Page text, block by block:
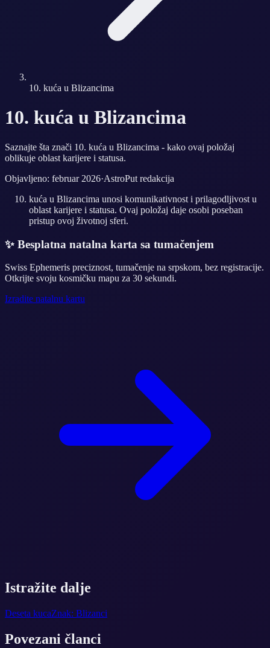
10. kuća u Blizancima
10. kuća u Blizancima
Saznajte šta znači 10. kuća u Blizancima - kako ovaj položaj
oblikuje oblast karijere i statusa.
Objavljeno: februar 2026·AstroPut redakcija
kuća u Blizancima unosi komunikativnost i prilagodljivost u
oblast karijere i statusa. Ovaj položaj daje osobi poseban
pristup ovoj životnoj sferi.
✨ Besplatna natalna karta sa tumačenjem
Swiss Ephemeris preciznost, tumačenje na srpskom, bez registracije.
Otkrijte svoju kosmičku mapu za 30 sekundi.
Izradite natalnu kartu
Istražite dalje
Deseta kucaZnak: Blizanci
Povezani članci